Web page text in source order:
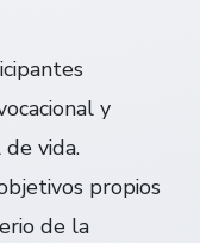
y
vida.
propios
de la